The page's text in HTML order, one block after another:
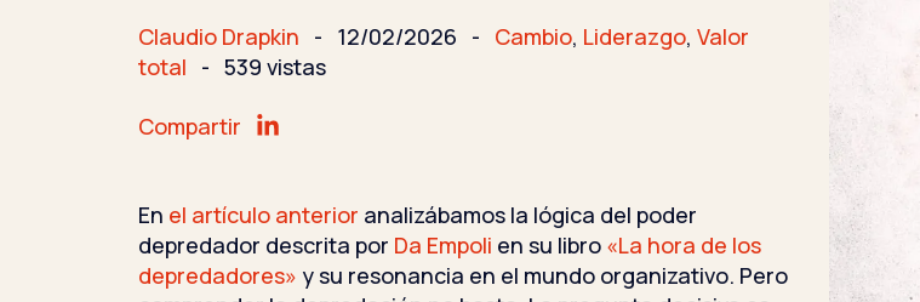
Claudio Drapkin - 12/02/2026 - Cambio, Liderazgo, Valor
total - 539 vistas
Compartir
En el artículo anterior analizábamos la lógica del poder
depredador descrita por Da Empoli en su libro «La hora de los
depredadores» y su resonancia en el mundo organizativo. Pero